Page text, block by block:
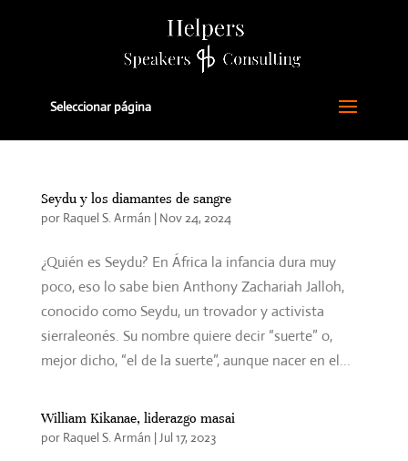
Seleccionar página
Seydu y los diamantes de sangre
por Raquel S. Armán | Nov 24, 2024
¿Quién es Seydu? En África la infancia dura muy
poco, eso lo sabe bien Anthony Zachariah Jalloh,
conocido como Seydu, un trovador y activista
sierraleonés. Su nombre quiere decir “suerte” o,
mejor dicho, “el de la suerte”, aunque nacer en el...
William Kikanae, liderazgo masai
por Raquel S. Armán |Jul 17, 2023